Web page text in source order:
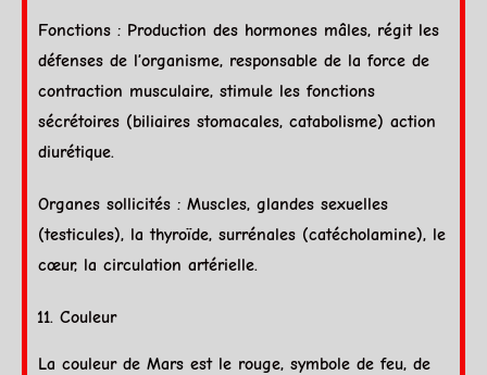
Fonctions : Production des hormones mâles, régit les
défenses de l’organisme, responsable de la force de
contraction musculaire, stimule les fonctions
sécrétoires (biliaires stomacales, catabolisme) action
diurétique.
Organes sollicités : Muscles, glandes sexuelles
(testicules), la thyroïde, surrénales (catécholamine), le
cœur, la circulation artérielle.
Couleur
La couleur de Mars est le rouge, symbole de feu, de